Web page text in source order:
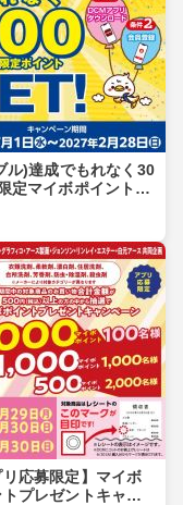
ル)達成でもれなく30
定マイボポイントG
リ応募限定】マイボ
プレゼントキャン